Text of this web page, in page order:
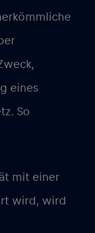
eines
So
mit einer
wird, wird